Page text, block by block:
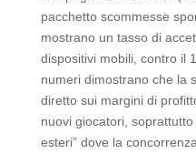
pacchetto scommesse
mostrano un tasso di
dispositivi mobili, contro il
numeri dimostrano che la
diretto sui margini di
nuovi giocatori,
esteri” dove la